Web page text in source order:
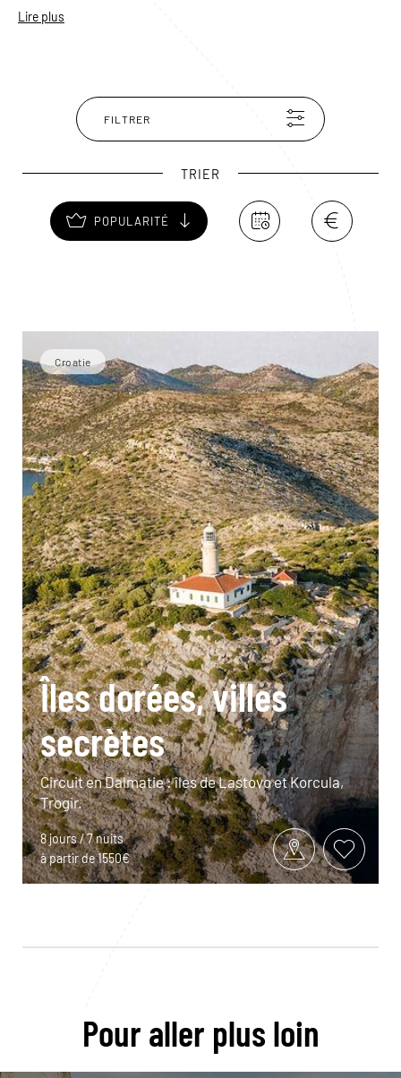
trouver des plages et des criques superbes. De son port,
Lire plus
FILTRER
TRIER
POPULARITÉ
Croatie
Îles dorées, villes
secrètes
Circuit en Dalmatie : îles de Lastovo et Korcula,
Trogir.
8 jours / 7 nuits
à partir de 1550€
Pour aller plus loin